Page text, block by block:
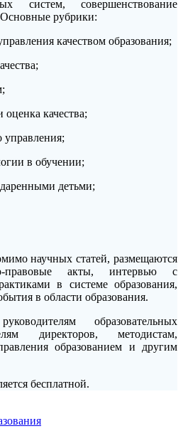
систем, совершенствование
рубрики:
качеством образования;
качества;
в обучении;
детьми;
научных статей, размещаются
правовые акты, интервью с
в системе образования,
в области образования.
образовательных
директоров, методистам,
образованием и другим
бесплатной.